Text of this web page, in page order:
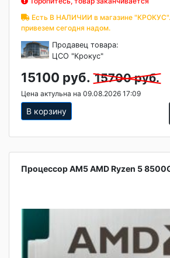
Есть В НАЛИЧИИ в магазине
привезем сегодня надом.
Продавец товара:
ЦСО "Крокус"
15100 руб. 15700 руб.
Цена актульна на 09.08.2026 17:09
В корзину
Процессор AM5 AMD Ryzen 5